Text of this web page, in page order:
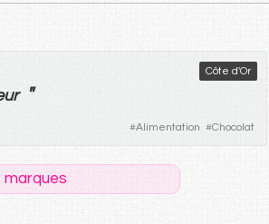
Côte d'Or
"
#Alimentation #Chocolat
marques